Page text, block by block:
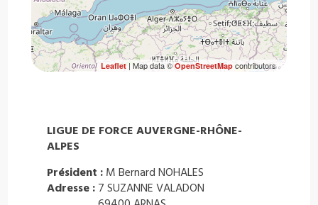
Leaflet| Map data ©OpenStreetMapcontributors
LIGUE DE FORCE AUVERGNE-RHÔNE-
ALPES
Président : M Bernard NOHALES
Adresse : 7 SUZANNE VALADON